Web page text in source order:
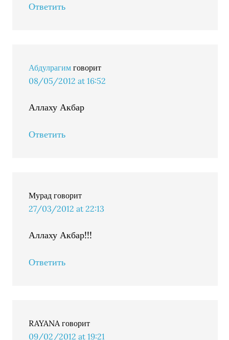
Ответить
Абдулрагим говорит
08/05/2012 at 16:52
Аллаху Акбар
Ответить
Мурад говорит
27/03/2012 at 22:13
Аллаху Акбар!!!
Ответить
RAYANA говорит
09/02/2012 at 19:21